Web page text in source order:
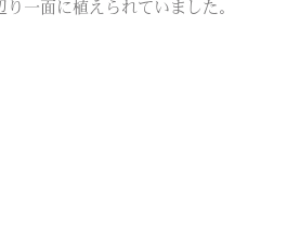
一面に植えられていました。